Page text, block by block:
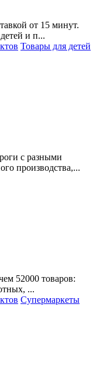
от 15 минут.
и п...
Товары для детей
с разными
производства,...
52000 товаров:
...
Супермаркеты